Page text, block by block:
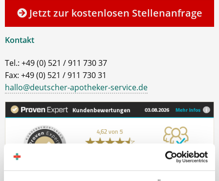
Jetzt zur kostenlosen Stellenanfrage
Kontakt
Tel.: +49 (0) 521 / 911 730 37
Fax: +49 (0) 521 / 911 730 31
hallo@deutscher-apotheker-service.de